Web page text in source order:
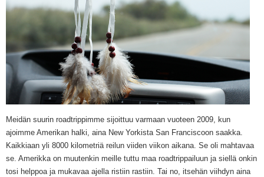
Meidän suurin roadtrippimme sijoittuu varmaan vuoteen 2009, kun
ajoimme Amerikan halki, aina New Yorkista San Franciscoon saakka.
Kaikkiaan yli 8000 kilometriä reilun viiden viikon aikana. Se oli mahtavaa
se. Amerikka on muutenkin meille tuttu maa roadtrippailuun ja siellä onkin
tosi helppoa ja mukavaa ajella ristiin rastiin. Tai no, itsehän viihdyn aina